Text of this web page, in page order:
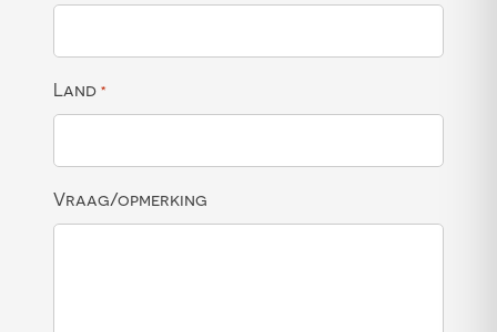
Land *
Vraag/opmerking